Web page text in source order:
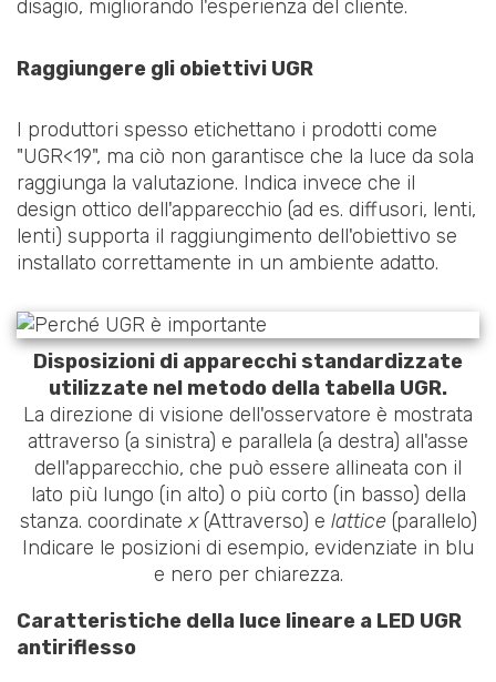
disagio, migliorando l'esperienza del cliente.
Raggiungere gli obiettivi UGR
I produttori spesso etichettano i prodotti come
"UGR<19", ma ciò non garantisce che la luce da sola
raggiunga la valutazione. Indica invece che il
design ottico dell'apparecchio (ad es. diffusori, lenti,
lenti) supporta il raggiungimento dell'obiettivo se
installato correttamente in un ambiente adatto.
Disposizioni di apparecchi standardizzate
utilizzate nel metodo della tabella UGR.
La direzione di visione dell'osservatore è mostrata
attraverso (a sinistra) e parallela (a destra) all'asse
dell'apparecchio, che può essere allineata con il
lato più lungo (in alto) o più corto (in basso) della
stanza. coordinatex(Attraverso) e lattice(parallelo)
Indicare le posizioni di esempio, evidenziate in blu
e nero per chiarezza.
Caratteristiche della luce lineare a LED UGR
antiriflesso